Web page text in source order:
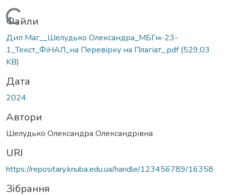
Вантажиться...
Файли
Дип Маг__Шелудько Олександра_МБГм-23-
1_Текст_ФіНАЛ_на Перевірку на Плагіат_.pdf(529,03
KB)
Дата
2024
Автори
Шелудько Олександра Олександрівна
URI
https://repositary.knuba.edu.ua/handle/123456789/16358
Зібрання